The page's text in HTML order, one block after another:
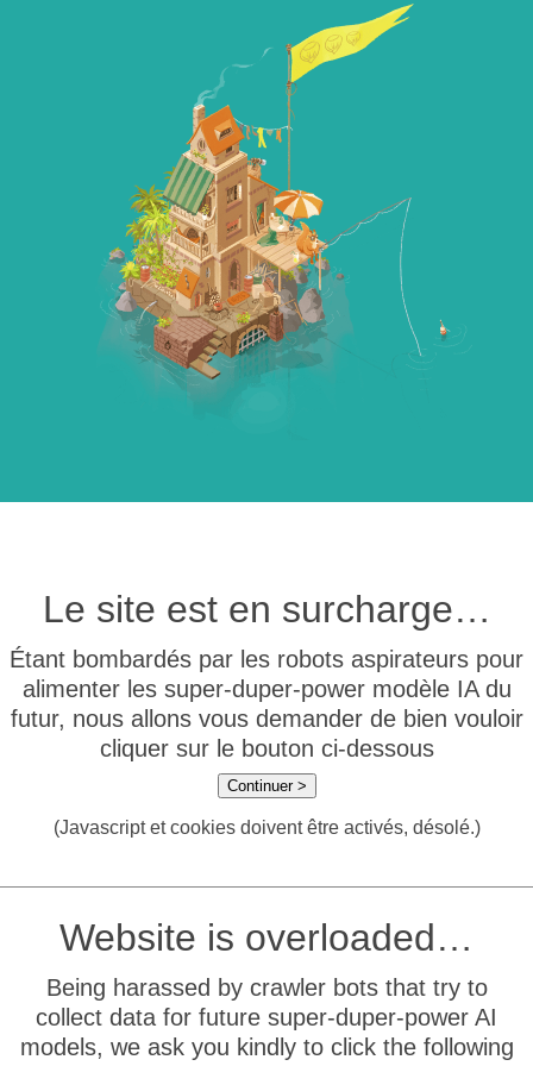
Le site est en surcharge…
Étant bombardés par les robots aspirateurs pour
alimenter les super-duper-power modèle IA du
futur, nous allons vous demander de bien vouloir
cliquer sur le bouton ci-dessous
Continuer >
(Javascript et cookies doivent être activés, désolé.)
Website is overloaded…
Being harassed by crawler bots that try to
collect data for future super-duper-power AI
models, we ask you kindly to click the following